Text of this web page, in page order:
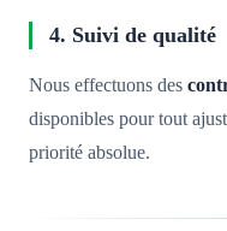
4. Suivi de qualité
Nous effectuons des
disponibles pour tout
priorité absolue.